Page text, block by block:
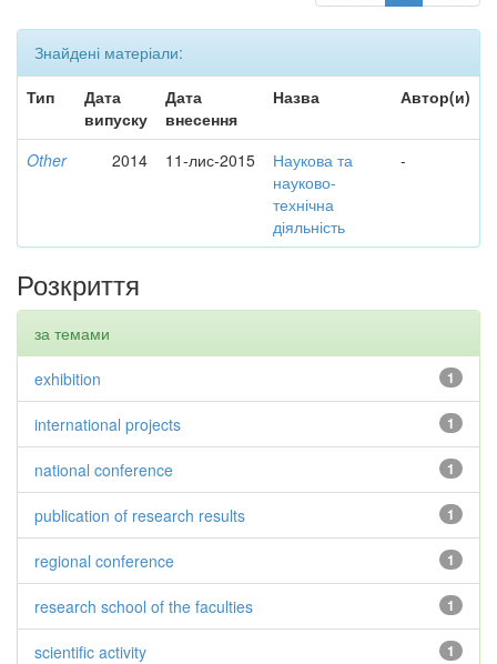
Знайдені матеріали:
Тип
Дата
випуску
Дата
внесення
Назва Автор(и)
Other 2014 11-лис-2015
Наукова та
науково-
технічна
діяльність
-
Розкриття
за темами
1
exhibition
1
international projects
1
national conference
1
publication of research results
1
regional conference
1
research school of the faculties
1
scientific activity